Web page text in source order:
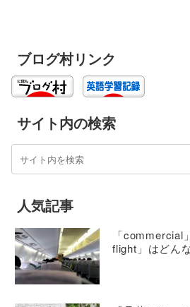
ブログ村リンク
サイト内の検索
人気記事
「
flight」はどん